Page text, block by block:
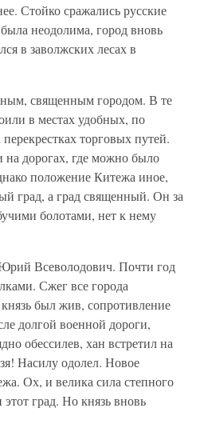
Стойко сражались русские
неодолима, город вновь
в заволжских лесах в
священным городом. В те
в местах удобных, по
торговых путей.
на дорогах, где можно было
положение Китежа иное,
град, а град священный. Он за
болотами, нет к нему
Всеволодович. Почти год
Сжег все города
был жив, сопротивление
долгой военной дороги,
обессилев, хан встретил на
Насилу одолел. Новое
Ох, и велика сила степного
град. Но князь вновь